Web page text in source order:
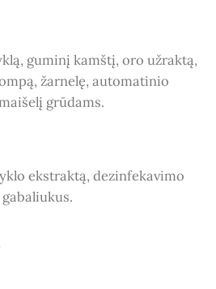
guminį kamštį, oro užraktą,
žarnelę, automatinio
grūdams.
ekstraktą, dezinfekavimo